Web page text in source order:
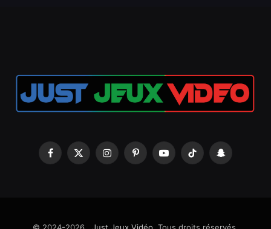
Facebook
X
InstagramPinterestYouTubeTikTok Snapchat